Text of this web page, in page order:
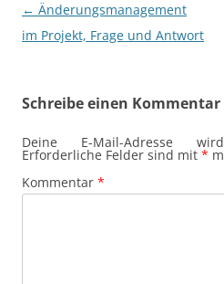
Beitragsnavigation
← Änderungsmanagement
im Projekt, Frage und Antwort
Schreibe einen Kommentar
Deine E-Mail-Adresse
Erforderliche Felder sind mit *
Kommentar *